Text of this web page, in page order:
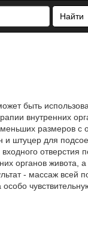
Найти
быть
внутренних
размеров
штуцер для
отверстия
органов живота,
- массаж всей